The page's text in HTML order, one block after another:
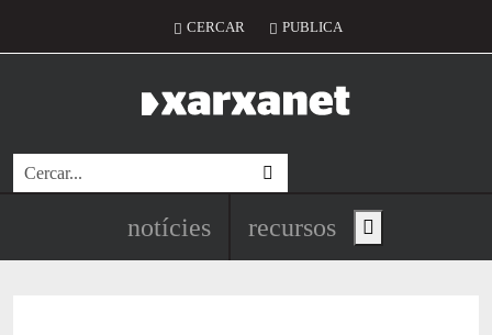
Menú del compte d'usuari
CERCAR PUBLICA
Cerca
Navegació principal de
notícies recursos Show main menu